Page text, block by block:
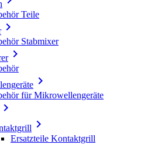
Teile

Stabmixer


für Mikrowellengeräte


Ersatzteile Kontaktgrill